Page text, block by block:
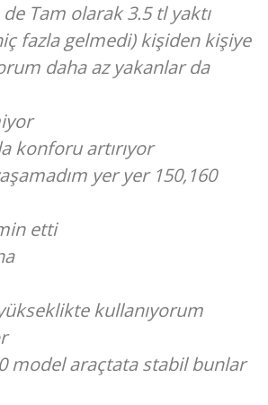
Tam olarak 3.5 tl yaktı
fazla gelmedi) kişiden kişiye
daha az yakanlar da
konforu artırıyor
yer yer 150,160
etti
kullanıyorum
model araçtata stabil bunlar